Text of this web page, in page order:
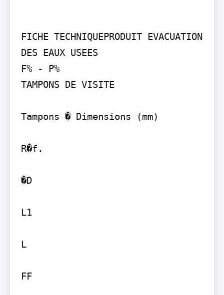
FICHE TECHNIQUEPRODUIT EVACUATION
DES EAUX USEES
F% - P%
TAMPONS DE VISITE
Tampons � Dimensions (mm)
R�f.
�D
L1
L
FF